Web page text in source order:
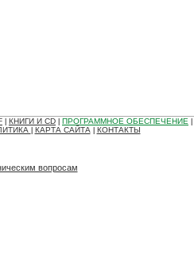
КНИГИ И CD ПРОГРАММНОЕ ОБЕСПЕЧЕНИЕ
КАРТА САЙТА| КОНТАКТЫ
вопросам